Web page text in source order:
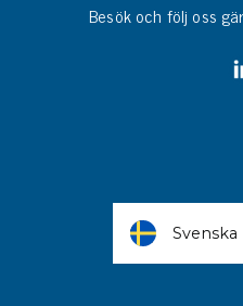
Besök och följ oss
Svenska